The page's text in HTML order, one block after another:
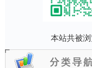
本站共被